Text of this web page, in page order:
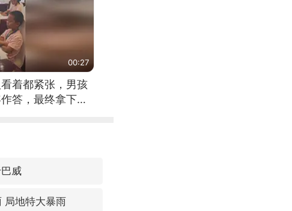
00:27
着都紧张，男孩
答，最终拿下冠
威
局地特大暴雨